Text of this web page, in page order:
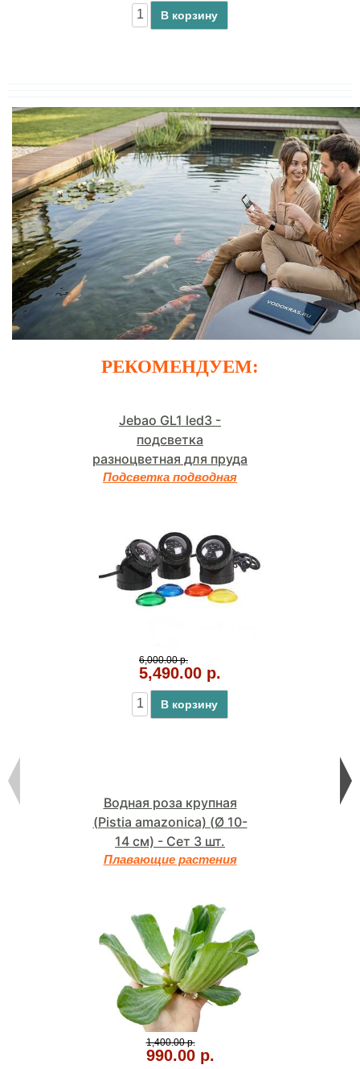
В корзину
РЕКОМЕНДУЕМ:
Jebao GL1 led3 -
подсветка
разноцветная для пруда
Подсветка подводная
6,000.00 р.
5,490.00 р.
В корзину
Водная роза крупная
(Pistia amazonica) (Ø 10-
14 см) - Сет 3 шт.
Плавающие растения
1,400.00 р.
990.00 р.